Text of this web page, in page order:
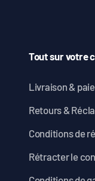
Tout sur votre
Livraison &
Retours &
Conditions de
Rétracter le